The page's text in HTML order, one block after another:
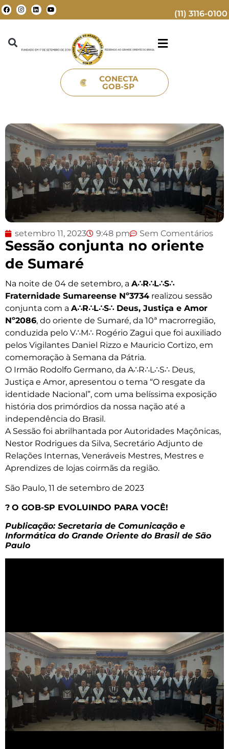
(11) 3116-0100
CONECTA
GOB-SP
setembro 11, 2023 9:48 pm Sem Comentários
Sessão conjunta no oriente
de Sumaré
Na noite de 04 de setembro, a A∴R∴L∴S∴
Fraternidade Sumareense Nº3734 realizou sessão
conjunta com a A∴R∴L∴S∴ Deus, Justiça e Amor
Nº2086, do oriente de Sumaré, da 10ª macrorregião,
conduzida pelo V∴M∴ Rogério Zagui que foi auxiliado
pelos Vigilantes Daniel Rizzo e Mauricio Cortizo, em
comemoração à Semana da Pátria.
O Irmão Rodolfo Germano, da A∴R∴L∴S∴ Deus,
Justiça e Amor, apresentou o tema “O resgate da
identidade Nacional”, com uma belíssima exposição
história dos primórdios da nossa nação até a
independência do Brasil.
A Sessão foi abrilhantada por Autoridades Maçônicas,
Nestor Rodrigues da Silva, Secretário Adjunto de
Relações Internas, Veneráveis Mestres, Mestres e
Aprendizes de lojas coirmãs da região.
São Paulo, 11 de setembro de 2023
? O GOB-SP EVOLUINDO PARA VOCÊ!
Publicação: Secretaria de Comunicação e
Informática do Grande Oriente do Brasil de São
Paulo